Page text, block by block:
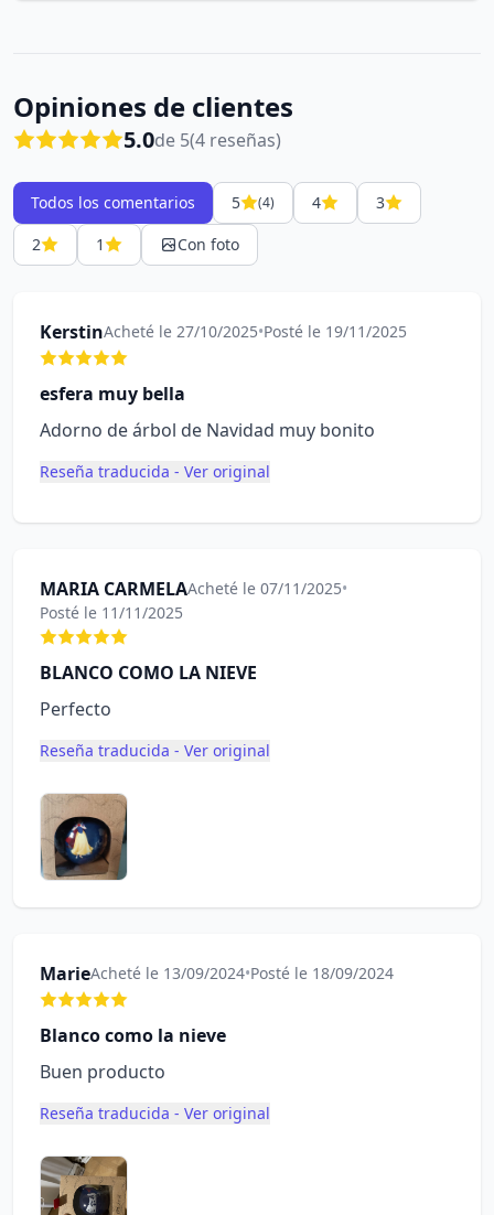
Opiniones de clientes
5.0de 5(4 reseñas)
Todos los comentarios 5 (4) 4
3
2
1 Con foto
KerstinAcheté le 27/10/2025•Posté le 19/11/2025
esfera muy bella
Adorno de árbol de Navidad muy bonito
Reseña traducida - Ver original
MARIA CARMELAAcheté le 07/11/2025•
Posté le 11/11/2025
BLANCO COMO LA NIEVE
Perfecto
Reseña traducida - Ver original
MarieAcheté le 13/09/2024•Posté le 18/09/2024
Blanco como la nieve
Buen producto
Reseña traducida - Ver original